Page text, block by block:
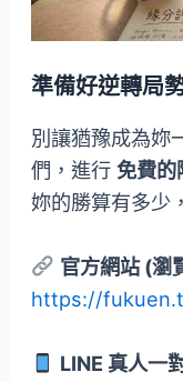
準備好逆轉局
別讓猶豫成為妳
們，進行免費的
妳的勝算有多少
官方網站 (瀏
https://
LINE 真人一